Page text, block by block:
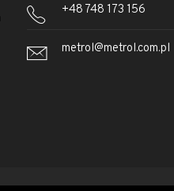
+48 748 173 156
metrol@metrol.com.pl